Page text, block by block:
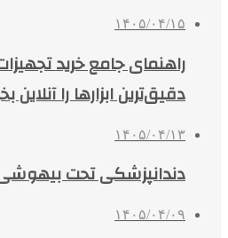
۱۴۰۵/۰۴/۱۵
راهنمای جامع خرید
دقیق‌ترین ابزارها را آنلاین
۱۴۰۵/۰۴/۱۳
دندانپزشکی تحت
۱۴۰۵/۰۴/۰۹